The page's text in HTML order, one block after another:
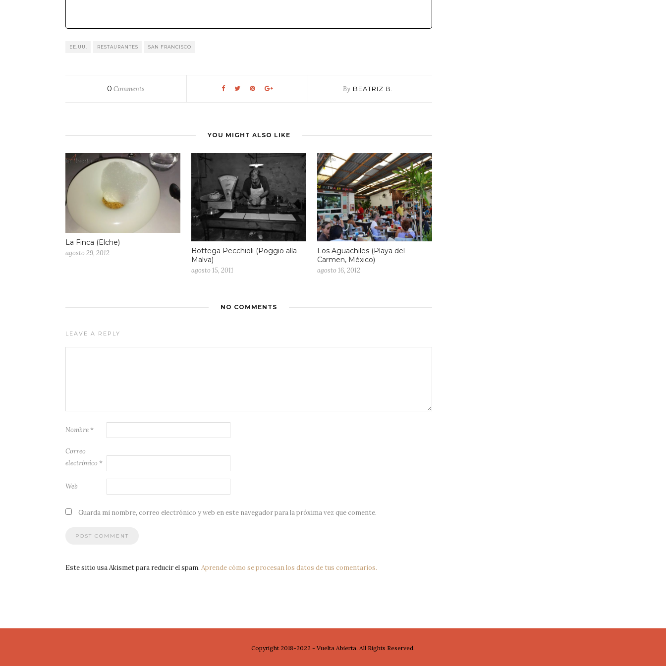
EE.UU. RESTAURANTES SAN FRANCISCO
0 Comments By BEATRIZ B.
YOU MIGHT ALSO LIKE
La Finca (Elche)
agosto 29, 2012
Bottega Pecchioli (Poggio alla
Malva)
agosto 15, 2011
Los Aguachiles (Playa del
Carmen, México)
agosto 16, 2012
NO COMMENTS
LEAVE A REPLY
Nombre *
Correo
electrónico *
Web
Guarda mi nombre, correo electrónico y web en este navegador para la próxima vez que comente.
Este sitio usa Akismet para reducir el spam. Aprende cómo se procesan los datos de tus comentarios.
Copyright 2018-2022 - Vuelta Abierta. All Rights Reserved.